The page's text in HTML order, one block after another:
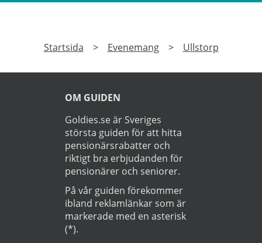
Startsida > Evenemang > Ullstorp
OM GUIDEN
Goldies.se är Sveriges
största guiden för att hitta
pensionärsrabatter och
riktigt bra erbjudanden för
pensionärer och seniorer.
På vår guiden förekommer
ibland reklamlänkar som är
markerade med en asterisk
(*).